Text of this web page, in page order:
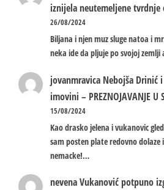
iznijela neutemeljene tvrdnje
26/08/2024
Biljana i njen muz sluge natoa i
neka ide da pljuje po svojoj
jovanmravica Nebojša Drinić
imovini – PREZNOJAVANJE U
15/08/2024
Kao drasko jelena i vukanovic
sam posten plate redovno
nemacke!…
nevenaVukanović potpuno